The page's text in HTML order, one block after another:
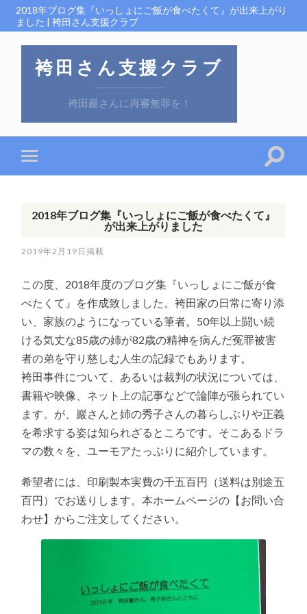
2018年ブログ集『いっしょにご飯が食べたくて』が出来上がり
ました | 袴田さん支援クラブ
袴田さん支援クラブ
袴田巖さんに再審無罪を！
2018年ブログ集『いっしょにご飯が食べたくて』
が出来上がりました
2019年2月19日
この度、2018年度のブログ集『いっしょにご飯が食
べたくて』を作成致しました。袴田家の日常に寄り添
い、家族のようになっている筆者。50年以上闘い続
ける気丈な85歳の姉が82歳の精神を病んだ冤罪被害
者の弟を守り慈しむ人生の記録でもあります。
袴田事件について、あるいは裁判の状況については、
書籍や映像、ネット上の記事などで論陣が張られてい
ます。が、巖さんと姉の秀子さんの暮らしぶりや正義
を希求する姿は知られざるところです。そこあるドラ
マの数々を、ユーモアたっぷりに紹介しています。
希望者には、印刷製本実費の千五百円（送料は別途五
百円）でお送りします。本ホームページの【お問い合
わせ】からご注文してください。